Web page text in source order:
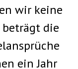
wir keine
die
ein Jahr